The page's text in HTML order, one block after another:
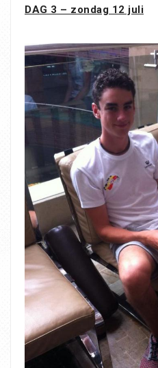
DAG 3 – zondag 12 juli